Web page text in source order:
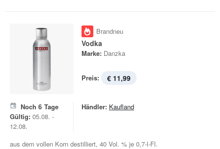
Brandneu
Vodka
Marke: Danzka
Preis: € 11,99
Noch 6 Tage
Gültig: 05.08. -
12.08.
Händler: Kaufland
aus dem vollen Korn destilliert, 40 Vol. % je 0,7-l-Fl.